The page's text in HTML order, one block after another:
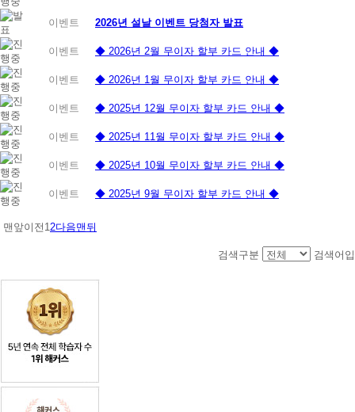
이벤트 2026년 설날 이벤트 당첨자 발표
이벤트 ◆ 2026년 2월 무이자 할부 카드 안내 ◆
이벤트 ◆ 2026년 1월 무이자 할부 카드 안내 ◆
이벤트 ◆ 2025년 12월 무이자 할부 카드 안내 ◆
이벤트 ◆ 2025년 11월 무이자 할부 카드 안내 ◆
이벤트 ◆ 2025년 10월 무이자 할부 카드 안내 ◆
이벤트 ◆ 2025년 9월 무이자 할부 카드 안내 ◆
맨앞이전 1 2다음맨뒤
검색구분 검색어